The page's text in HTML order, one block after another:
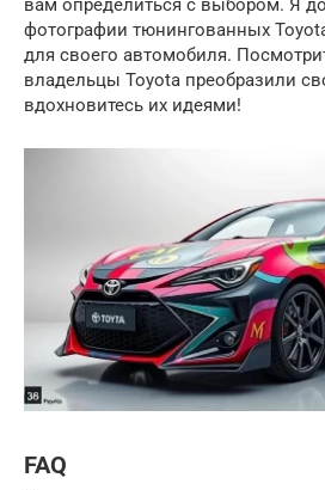
вам определиться с выбором. Я
фотографии тюнингованных
для своего автомобиля.
владельцы Toyota преобразили
вдохновитесь их идеями!
FAQ